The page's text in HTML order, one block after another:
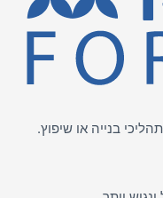
בנייה או שיפוץ.